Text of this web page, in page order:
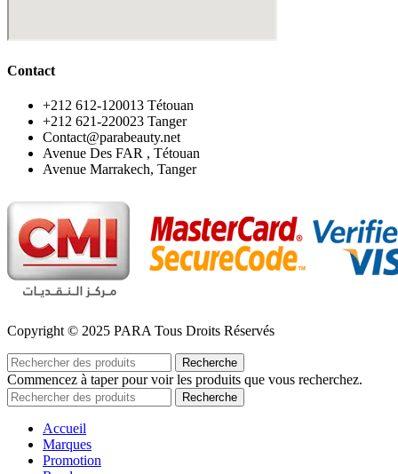
Contact
‪+212 612-120013 Tétouan
‪+212 621-220023 Tanger
Contact@parabeauty.net
Avenue Des FAR , Tétouan
Avenue Marrakech, Tanger
Copyright © 2025 PARA Tous Droits Réservés
Recherche
Commencez à taper pour voir les produits que vous recherchez.
Recherche
Accueil
Marques
Promotion